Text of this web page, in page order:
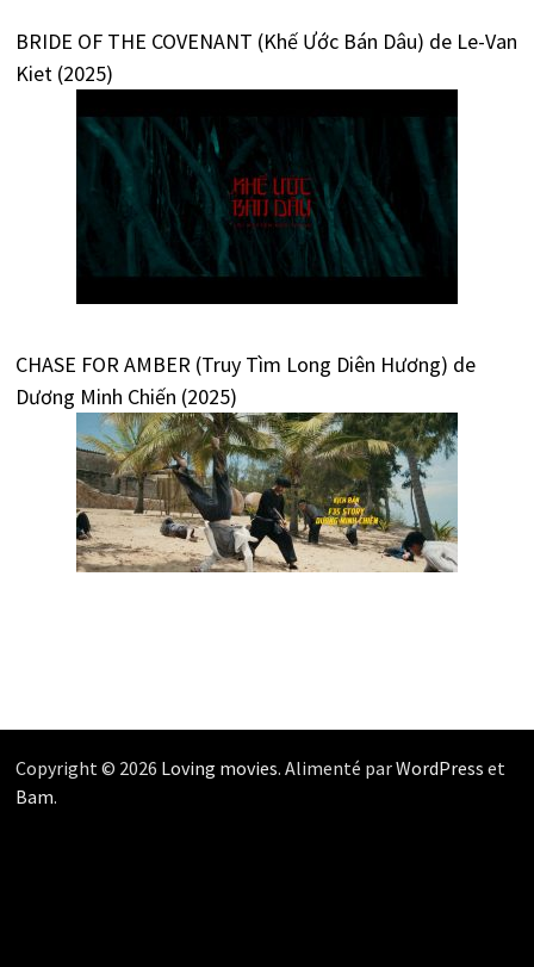
BRIDE OF THE COVENANT (Khế Ước Bán Dâu) de Le-Van
Kiet (2025)
CHASE FOR AMBER (Truy Tìm Long Diên Hương) de
Dương Minh Chiến (2025)
Copyright © 2026 Loving movies. Alimenté parWordPress et
Bam.